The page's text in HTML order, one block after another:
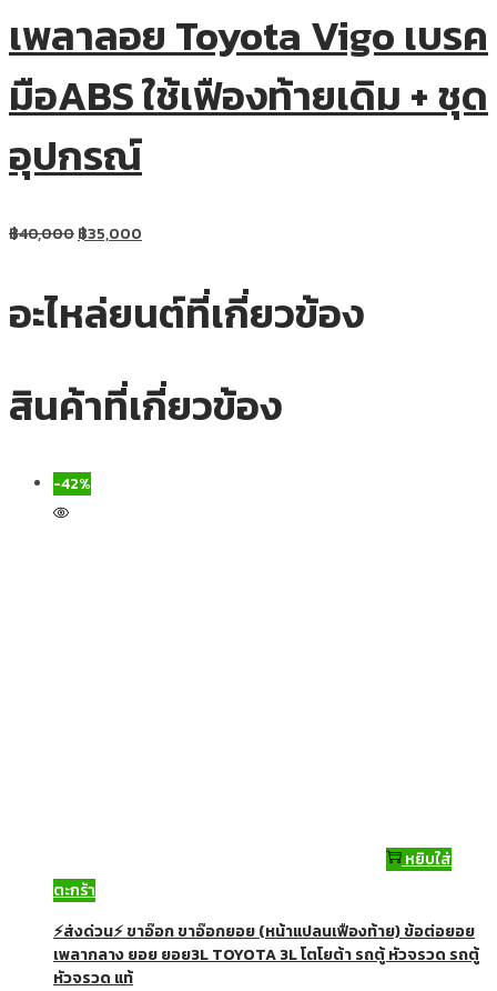
เพลาลอย Toyota Vigo เบรค
มือABS ใช้เฟืองท้ายเดิม + ชุด
อุปกรณ์
฿40,000฿35,000
อะไหล่ยนต์ที่เกี่ยวข้อง
สินค้าที่เกี่ยวข้อง
-42%
หยิบใส่
ตะกร้า
⚡ส่งด่วน⚡ ขาอ๊อก ขาอ๊อกยอย (หน้าแปลนเฟืองท้าย) ข้อต่อยอย
เพลากลาง ยอย ยอย3L TOYOTA 3L โตโยต้า รถตู้ หัวจรวด รถตู้
หัวจรวด แท้